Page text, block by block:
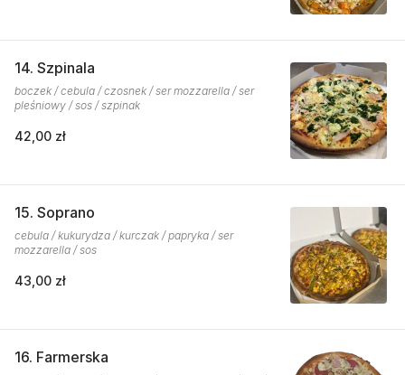
14. Szpinala
boczek / cebula / czosnek / ser mozzarella / ser
pleśniowy / sos / szpinak
42,00 zł
15. Soprano
cebula / kukurydza / kurczak / papryka / ser
mozzarella / sos
43,00 zł
16. Farmerska